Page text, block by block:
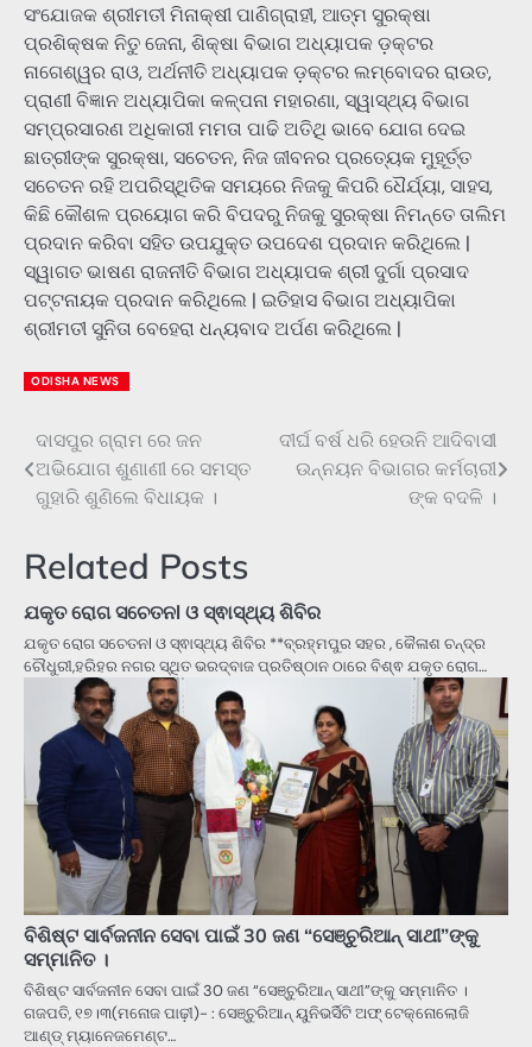
ସଂଯୋଜକ ଶ୍ରୀମତୀ ମିନାକ୍ଷୀ ପାଣିଗ୍ରାହୀ, ଆତ୍ମ ସୁରକ୍ଷା
ପ୍ରଶିକ୍ଷକ ନିତୁ ଜେନା, ଶିକ୍ଷା ବିଭାଗ ଅଧ୍ୟାପକ ଡ଼କ୍ଟର
ନାଗେଶ୍ୱର ରାଓ, ଅର୍ଥନୀତି ଅଧ୍ୟାପକ ଡ଼କ୍ଟର ଲମ୍ବୋଦର ରାଉତ,
ପ୍ରାଣୀ ବିଜ୍ଞାନ ଅଧ୍ୟାପିକା କଳ୍ପନା ମହାରଣା, ସ୍ୱାସ୍ଥ୍ୟ ବିଭାଗ
ସମ୍ପ୍ରସାରଣ ଅଧିକାରୀ ମମତା ପାଢି ଅତିଥି ଭାବେ ଯୋଗ ଦେଇ
ଛାତ୍ରୀଙ୍କ ସୁରକ୍ଷା, ସଚେତନ, ନିଜ ଜୀବନର ପ୍ରତ୍ୟେକ ମୁହୂର୍ତ୍ତ
ସଚେତନ ରହି ଅପରିସ୍ଥିତିକ ସମୟରେ ନିଜକୁ କିପରି ଧୈର୍ଯ୍ୟା, ସାହସ,
କିଛି କୌଶଳ ପ୍ରୟୋଗ କରି ବିପଦରୁ ନିଜକୁ ସୁରକ୍ଷା ନିମନ୍ତେ ତାଲିମ
ପ୍ରଦାନ କରିବା ସହିତ ଉପଯୁକ୍ତ ଉପଦେଶ ପ୍ରଦାନ କରିଥିଲେ |
ସ୍ୱାଗତ ଭାଷଣ ରାଜନୀତି ବିଭାଗ ଅଧ୍ୟାପକ ଶ୍ରୀ ଦୁର୍ଗା ପ୍ରସାଦ
ପଟ୍ଟନାୟକ ପ୍ରଦାନ କରିଥିଲେ | ଇତିହାସ ବିଭାଗ ଅଧ୍ୟାପିକା
ଶ୍ରୀମତୀ ସୁନିତା ବେହେରା ଧନ୍ୟବାଦ ଅର୍ପଣ କରିଥିଲେ |
ODISHA NEWS
Post
navigation
ଦାସପୁର ଗ୍ରାମ ରେ ଜନ
ଅଭିଯୋଗ ଶୁଣାଣୀ ରେ ସମସ୍ତ
ଗୁହାରି ଶୁଣିଲେ ବିଧାୟକ ।
ଦୀର୍ଘ ବର୍ଷ ଧରି ହେଉନି ଆଦିବାସୀ
ଉନ୍ନୟନ ବିଭାଗର କର୍ମଚାରୀ
ଙ୍କ ବଦଳି ।
Related Posts
ଯକୃତ ରୋଗ ସଚେତନl ଓ ସ୍ଵାସ୍ଥ୍ୟ ଶିବିର
ଯକୃତ ରୋଗ ସଚେତନl ଓ ସ୍ଵାସ୍ଥ୍ୟ ଶିବିର **ବ୍ରହ୍ମପୁର ସହର , କୈଳାଶ ଚନ୍ଦ୍ର
ଚୌଧୁରୀ,ହରିହର ନଗର ସ୍ଥିତ ଭରଦ୍ବାଜ ପ୍ରତିଷ୍ଠାନ ଠାରେ ବିଶ୍ଵ ଯକୃତ ରୋଗ…
ବିଶିଷ୍ଟ ସାର୍ବଜନୀନ ସେବା ପାଇଁ 30 ଜଣ “ସେଞ୍ଚୁରିଆନ୍ ସାଥୀ”ଙ୍କୁ
ସମ୍ମାନିତ ।
ବିଶିଷ୍ଟ ସାର୍ବଜନୀନ ସେବା ପାଇଁ 30 ଜଣ “ସେଞ୍ଚୁରିଆନ୍ ସାଥୀ”ଙ୍କୁ ସମ୍ମାନିତ ।
ଗଜପତି, ୧୭।୩(ମନୋଜ ପାଢ଼ୀ)- : ସେଞ୍ଚୁରିଆନ୍ ୟୁନିଭର୍ସିଟି ଅଫ୍ ଟେକ୍ନୋଲୋଜି
ଆଣ୍ଡ୍ ମ୍ୟାନେଜମେଣ୍ଟ…